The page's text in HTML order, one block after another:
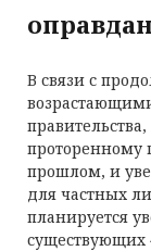
В связи с
проторенному
прошлом, и
для частных
планируется
существующих